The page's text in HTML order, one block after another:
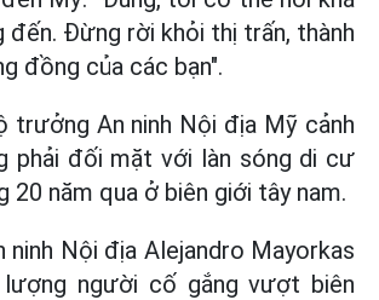
đến. Đừng rời khỏi thị trấn, thành
đồng của các bạn".
trưởng An ninh Nội địa Mỹ cảnh
phải đối mặt với làn sóng di cư
20 năm qua ở biên giới tây nam.
ninh Nội địa Alejandro Mayorkas
người cố gắng vượt biên